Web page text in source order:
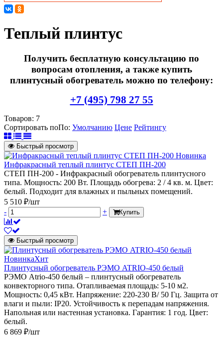
Теплый плинтус
Получить бесплатную консультацию по
вопросам отопления, а также купить
плинтусный обогреватель можно по телефону:
+7 (495) 798 27 55
Товаров: 7
Сортировать поПо: Умолчанию Цене Рейтингу
Быстрый просмотр
Новинка
Инфракрасный теплый плинтус СТЕП ПН-200
СТЕП ПН-200 - Инфракрасный обогреватель плинтусного
типа. Мощность: 200 Вт. Площадь обогрева: 2 / 4 кв. м. Цвет:
белый. Подходит для влажных и пыльных помещений.
5 510 ₽/шт
-
+ Купить
Быстрый просмотр
НовинкаХит
Плинтусный обогреватель РЭМО ATRIO-450 белый
РЭМО Atrio-450 белый – плинтусный обогреватель
конвекторного типа. Отапливаемая площадь: 5-10 м2.
Мощность: 0,45 кВт. Напряжение: 220-230 В/ 50 Гц. Защита от
влаги и пыли: IP20. Устойчивость к перепадам напряжения.
Напольная или настенная установка. Гарантия: 1 год. Цвет:
белый.
6 869 ₽/шт